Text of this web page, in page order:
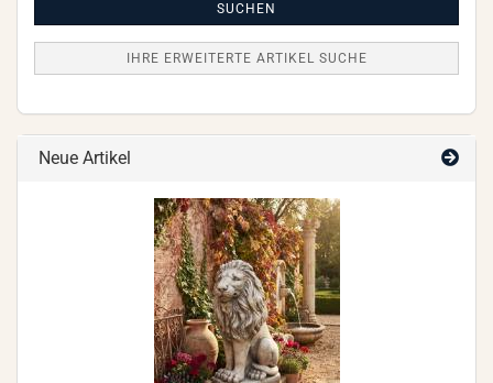
SUCHEN
IHRE ERWEITERTE ARTIKEL SUCHE
Neue Artikel